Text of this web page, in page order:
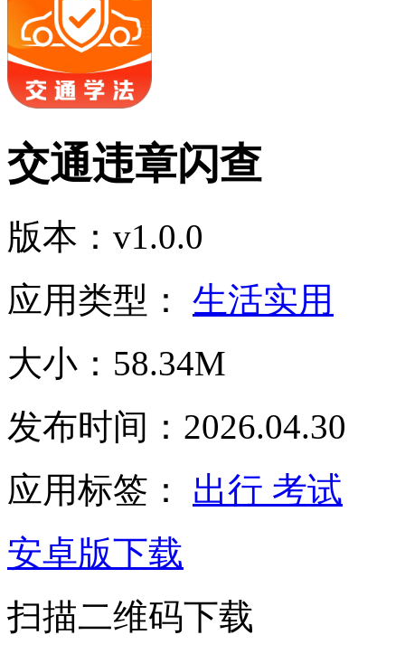
交通违章闪查
版本：v1.0.0
应用类型： 生活实用
大小：58.34M
发布时间：2026.04.30
应用标签： 出行 考试
安卓版下载
扫描二维码下载